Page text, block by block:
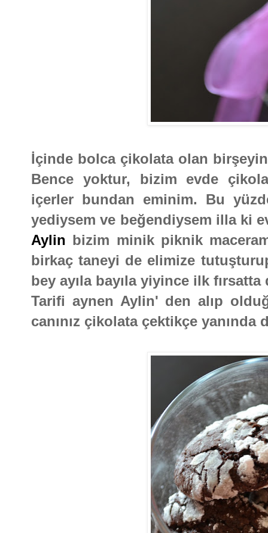
İçinde bolca çikolata olan birşeyin
Bence yoktur, bizim evde
içerler bundan eminim. Bu
yediysem ve beğendiysem illa ki
Aylin bizim minik piknik
birkaç taneyi de elimize
bey ayıla bayıla yiyince ilk
Tarifi aynen Aylin' den alıp
canınız çikolata çektikçe yanında